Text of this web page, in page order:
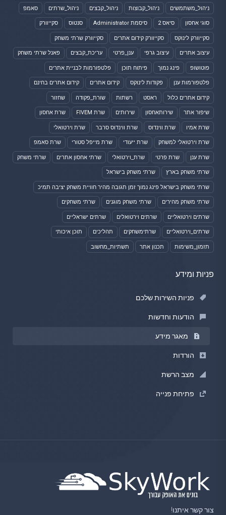
ניהול_משתמשים ניהול_קבוצות ניהול_קבצים ניהול_שרתים סאמפ
סוגי אחסון סיאס 2 סיסמת Administrator סנטוס סקייוורק
סקייוורק לינוקס סקייוורק קידום אתרים סקייוורק שרתי משחק
עיצוב אתרים עיצוב גרפי ענן_פרטי עריכת_קבצים פאנל שרתי משחק
פוטושופ פינג נמוך פיתוח תוכן פלטפורמות לבניית אתרים
פלטפורמות ענן פקודות לינוקס קידום אתרים קידום אתרים בחינם
קידום אתרים כלול ראסט רשתות שורת_פקודה שחזור
שיפור אתר שירותאחסון שירותים שרת FIVEM שרת אחסון
שרת אמיו שרת ווינדוס שרת ווינדוס סרבר שרת וירטואלי
שרת וירטואלי למשחק שרת ייעודי שרת מייפל סטורי שרת סאמפ
שרת ענן שרת פרטי שרת_וירטואלי שרתי אחסון אתרים שרתי משחק
שרתי משחק בארץ שרתי משחק בישראל
שרתי משחק בישראל פינג נמוך זמן תגובה מהיר חוויית משחק יציבה תמיכ
שרתי משחק מהירים שרתי משחק מוגנים שרתי משחקים
שרתים וירטואליים שרתים וירטואלים שרתים ישראליים
שרתים_וירטואליים שרתימשחקים תהליכים תוכן איכותי
תזמון_משימות תכנון אתר תשתיות_מחשוב
פניות ומידע
פניות השירות שלכם
הודעות וחדשות
מאגר מידע
הורדות
מצב הרשת
פתיחת פנייה
צור קשר איתנו!